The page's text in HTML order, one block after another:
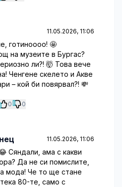
11.05.2026, 11:06
готиноооо! 🤩
на музеите в Бургас?
ли?! 🤯 Това вече
Ченгене скелето и Акве
– кой би повярвал?! 💸
0 0
11.05.2026, 11:06
Сяндали, ама с какви
Да не си помислите,
мода! Че то ще стане
80-те, само с